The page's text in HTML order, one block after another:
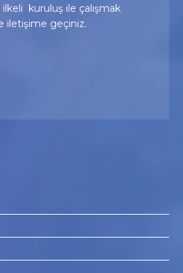
ilkeli kuruluş ile çalışmak
iletişime geçiniz.